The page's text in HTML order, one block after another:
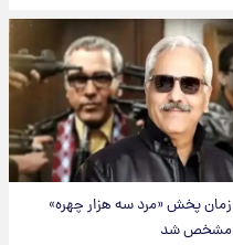
زمان پخش «مرد سه هزار چهره»
مشخص شد